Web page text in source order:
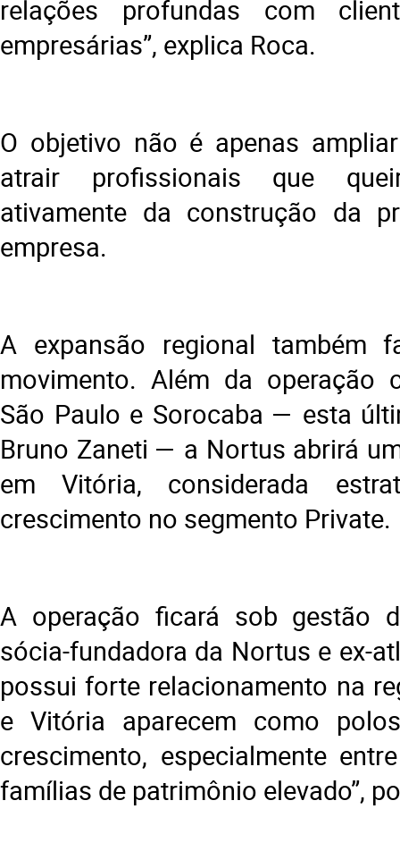
relações profundas com
empresárias”, explica Roca.
O objetivo não é apenas
atrair profissionais que
ativamente da construção da
empresa.
A expansão regional também
movimento. Além da operação
São Paulo e Sorocaba — esta
Bruno Zaneti — a Nortus abrirá
em Vitória, considerada
crescimento no segmento Private.
A operação ficará sob gestão
sócia-fundadora da Nortus e ex-
possui forte relacionamento na
e Vitória aparecem como
crescimento, especialmente
famílias de patrimônio elevado”,